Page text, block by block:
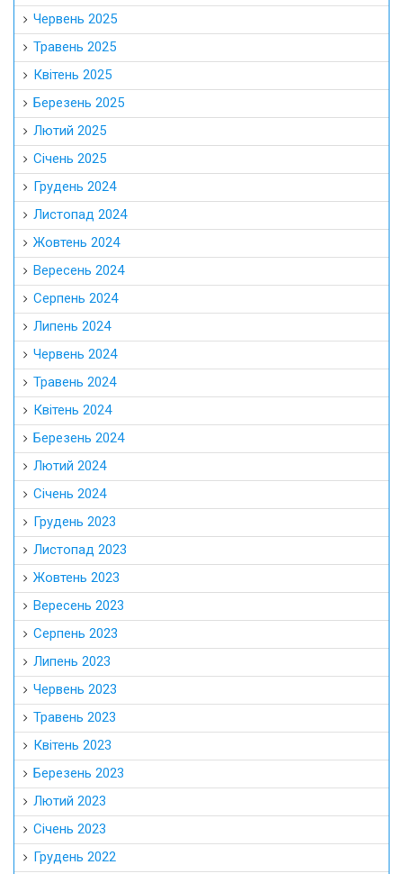
Червень 2025
Травень 2025
Квітень 2025
Березень 2025
Лютий 2025
Січень 2025
Грудень 2024
Листопад 2024
Жовтень 2024
Вересень 2024
Серпень 2024
Липень 2024
Червень 2024
Травень 2024
Квітень 2024
Березень 2024
Лютий 2024
Січень 2024
Грудень 2023
Листопад 2023
Жовтень 2023
Вересень 2023
Серпень 2023
Липень 2023
Червень 2023
Травень 2023
Квітень 2023
Березень 2023
Лютий 2023
Січень 2023
Грудень 2022